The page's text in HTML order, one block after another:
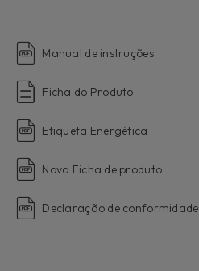
Manual de instruções
Ficha do Produto
Etiqueta Energética
Nova Ficha de produto
Declaração de conformidade